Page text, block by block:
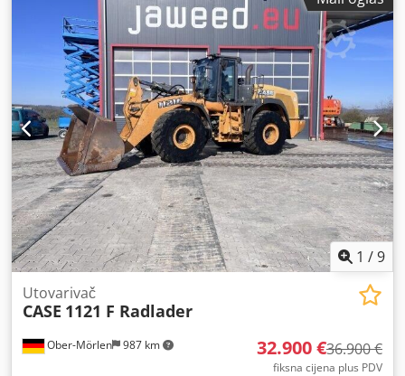
1 /9
Ober-Mörlen 987 km
Utovarivač
CASE 1121 F Radlader
32.900 €36.900 €
fiksna cijena plus PDV